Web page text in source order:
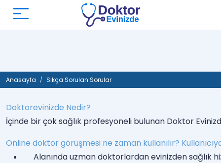
Anasayfa Sıkça Sorulan Sorular
Doktorevinizde Nedir?
İçinde bir çok sağlık profesyoneli bulunan Doktor
Online doktor görüşmesi ne zaman kullanılır?
Alanında uzman doktorlardan evinizden sağlık